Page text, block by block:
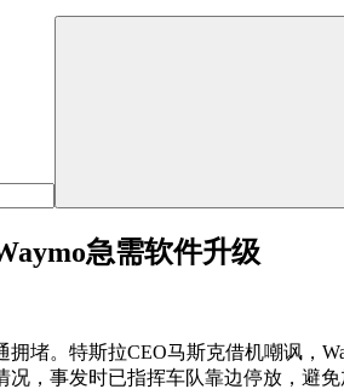
急需软件升级
拥堵。特斯拉CEO马斯克借机嘲讽
，事发时已指挥车队靠边停放，避免